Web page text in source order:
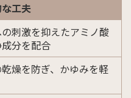
工夫
刺激を抑えたアミノ酸
分を配合
燥を防ぎ、かゆみを軽